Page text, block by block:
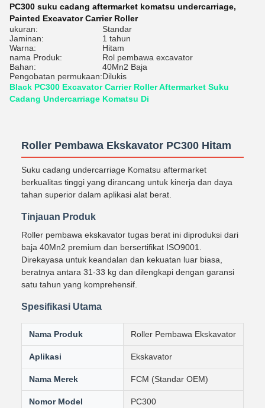
PC300 suku cadang aftermarket komatsu undercarriage,
Painted Excavator Carrier Roller
ukuran:
Standar
Jaminan:
1 tahun
Warna:
Hitam
nama Produk:
Rol pembawa excavator
Bahan:
40Mn2 Baja
Pengobatan permukaan:Dilukis
Black PC300 Excavator Carrier Roller Aftermarket Suku
Cadang Undercarriage Komatsu Di
Roller Pembawa Ekskavator PC300 Hitam
Suku cadang undercarriage Komatsu aftermarket
berkualitas tinggi yang dirancang untuk kinerja dan daya
tahan superior dalam aplikasi alat berat.
Tinjauan Produk
Roller pembawa ekskavator tugas berat ini diproduksi dari
baja 40Mn2 premium dan bersertifikat ISO9001.
Direkayasa untuk keandalan dan kekuatan luar biasa,
beratnya antara 31-33 kg dan dilengkapi dengan garansi
satu tahun yang komprehensif.
Spesifikasi Utama
Nama Produk Roller Pembawa Ekskavator
Aplikasi Ekskavator
Nama Merek FCM (Standar OEM)
Nomor Model PC300